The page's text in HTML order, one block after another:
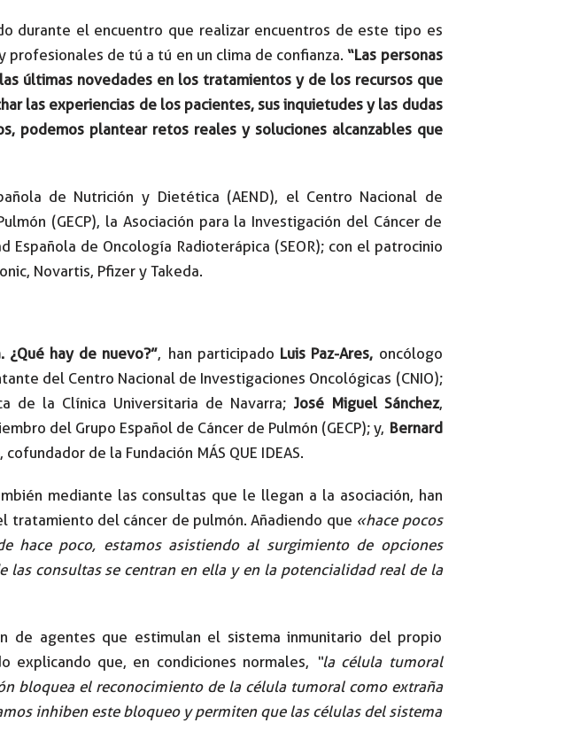
durante el encuentro que realizar encuentros de este tipo es
de tú a tú en un clima de confianza. “Las personas
últimas novedades en los tratamientos y de los recursos que
las experiencias de los pacientes, sus inquietudes y las dudas
podemos plantear retos reales y soluciones alcanzables que
de Nutrición y Dietética (AEND), el Centro Nacional de
(GECP), la Asociación para la Investigación del Cáncer de
Española de Oncología Radioterápica (SEOR); con el patrocinio
Novartis, Pfizer y Takeda.
¿Qué hay de nuevo?”, han participado Luis Paz-Ares, oncólogo
del Centro Nacional de Investigaciones Oncológicas (CNIO);
de la Clínica Universitaria de Navarra; José Miguel Sánchez,
del Grupo Español de Cáncer de Pulmón (GECP); y, Bernard
, cofundador de la Fundación MÁS QUE IDEAS.
mediante las consultas que le llegan a la asociación, han
tratamiento del cáncer de pulmón. Añadiendo que «hace pocos
hace poco, estamos asistiendo al surgimiento de opciones
consultas se centran en ella y en la potencialidad real de la
de agentes que estimulan el sistema inmunitario del propio
explicando que, en condiciones normales, “la célula tumoral
bloquea el reconocimiento de la célula tumoral como extraña
inhiben este bloqueo y permiten que las células del sistema